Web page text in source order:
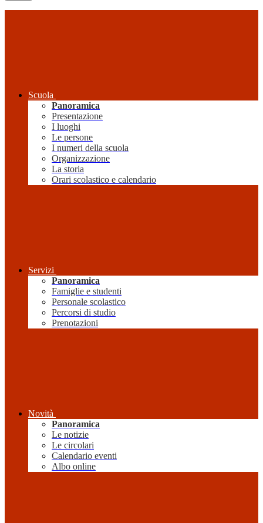
Scuola
Panoramica
Presentazione
I luoghi
Le persone
I numeri della scuola
Organizzazione
La storia
Orari scolastico e calendario
Servizi
Panoramica
Famiglie e studenti
Personale scolastico
Percorsi di studio
Prenotazioni
Novità
Panoramica
Le notizie
Le circolari
Calendario eventi
Albo online